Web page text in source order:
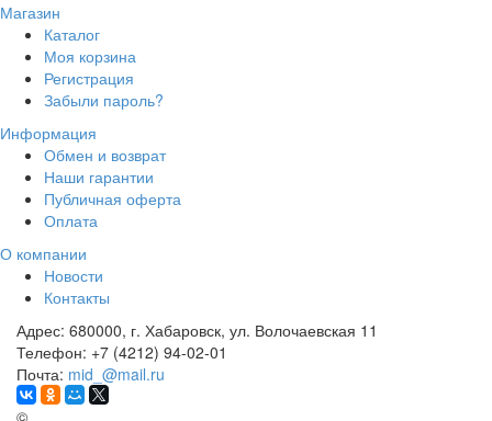
Магазин
Каталог
Моя корзина
Регистрация
Забыли пароль?
Информация
Обмен и возврат
Наши гарантии
Публичная оферта
Оплата
О компании
Новости
Контакты
Адрес: 680000, г. Хабаровск, ул. Волочаевская 11
Телефон: +7 (4212) 94-02-01
Почта: mid_@mail.ru
©